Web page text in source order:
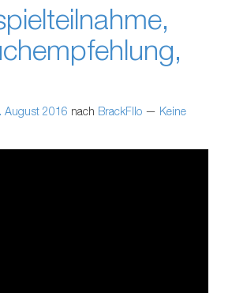
August 2016 nach BrackFllo — Keine